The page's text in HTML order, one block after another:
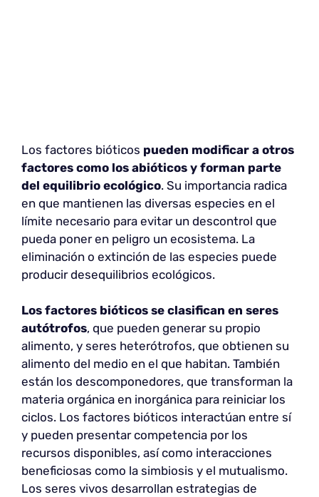
Los factores bióticos pueden modificar a otros
factores como los abióticos y forman parte
del equilibrio ecológico. Su importancia radica
en que mantienen las diversas especies en el
límite necesario para evitar un descontrol que
pueda poner en peligro un ecosistema. La
eliminación o extinción de las especies puede
producir desequilibrios ecológicos.
Los factores bióticos se clasifican en seres
autótrofos, que pueden generar su propio
alimento, y seres heterótrofos, que obtienen su
alimento del medio en el que habitan. También
están los descomponedores, que transforman la
materia orgánica en inorgánica para reiniciar los
ciclos. Los factores bióticos interactúan entre sí
y pueden presentar competencia por los
recursos disponibles, así como interacciones
beneficiosas como la simbiosis y el mutualismo.
Los seres vivos desarrollan estrategias de